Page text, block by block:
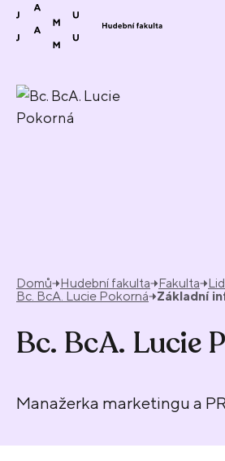
Přeskočit na obsah
Domů Hudební fakulta Fakulta
Bc. BcA. Lucie Pokorná
Základní
Bc. BcA. Lucie
Manažerka marketingu a PR